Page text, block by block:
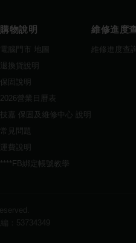
購物說明
電腦門市 地圖
退換貨說明
保固說明
2026營業日曆表
技嘉 保固及維修中心 說明
常見問題
運費說明
****FB綁定帳號教學
維修進度
維修進度查